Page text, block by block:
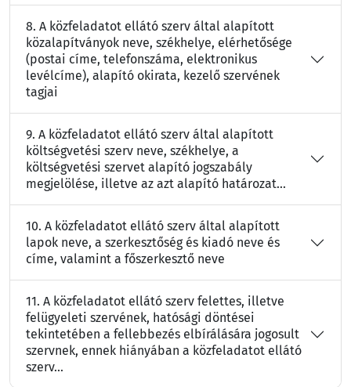
8. A közfeladatot ellátó szerv által alapított
közalapítványok neve, székhelye, elérhetősége
(postai címe, telefonszáma, elektronikus
levélcíme), alapító okirata, kezelő szervének
tagjai
9. A közfeladatot ellátó szerv által alapított
költségvetési szerv neve, székhelye, a
költségvetési szervet alapító jogszabály
megjelölése, illetve az azt alapító határozat...
10. A közfeladatot ellátó szerv által alapított
lapok neve, a szerkesztőség és kiadó neve és
címe, valamint a főszerkesztő neve
11. A közfeladatot ellátó szerv felettes, illetve
felügyeleti szervének, hatósági döntései
tekintetében a fellebbezés elbírálására jogosult
szervnek, ennek hiányában a közfeladatot ellátó
szerv...